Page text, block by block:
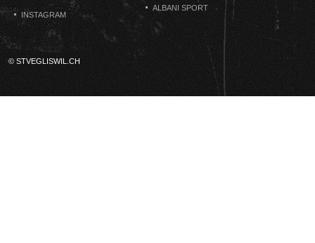
INSTAGRAM
ALBANI SPORT
© STVEGLISWIL.CH